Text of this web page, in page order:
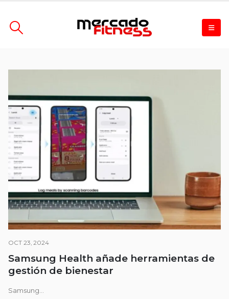
OCT 23, 2024
Samsung Health añade herramientas de
gestión de bienestar
Samsung...